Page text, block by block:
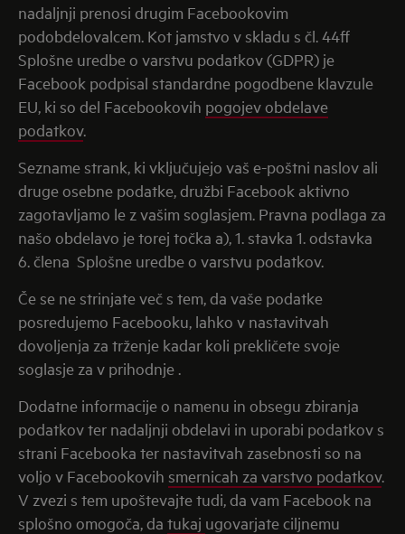
nadaljnji prenosi drugim Facebookovim
podobdelovalcem. Kot jamstvo v skladu s čl. 44ff
Splošne uredbe o varstvu podatkov (GDPR) je
Facebook podpisal standardne pogodbene klavzule
EU, ki so del Facebookovih pogojev obdelave
podatkov.
Sezname strank, ki vključujejo vaš e-poštni naslov ali
druge osebne podatke, družbi Facebook aktivno
zagotavljamo le z vašim soglasjem. Pravna podlaga za
našo obdelavo je torej točka a), 1. stavka 1. odstavka
6. člena Splošne uredbe o varstvu podatkov.
Če se ne strinjate več s tem, da vaše podatke
posredujemo Facebooku, lahko v nastavitvah
dovoljenja za trženje kadar koli prekličete svoje
soglasje za v prihodnje .
Dodatne informacije o namenu in obsegu zbiranja
podatkov ter nadaljnji obdelavi in uporabi podatkov s
strani Facebooka ter nastavitvah zasebnosti so na
voljo v Facebookovih smernicah za varstvo podatkov.
V zvezi s tem upoštevajte tudi, da vam Facebook na
splošno omogoča, da tukaj ugovarjate ciljnemu